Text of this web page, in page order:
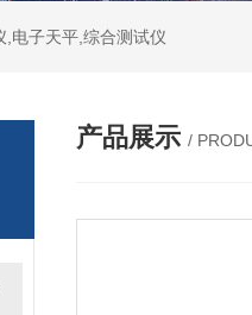
电子天平,综合测试仪
产品展示 /